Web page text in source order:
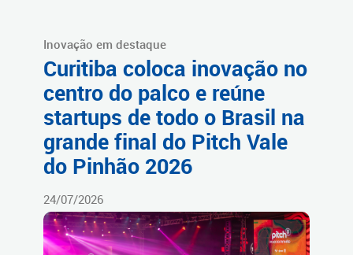
Inovação em destaque
Curitiba coloca inovação no
centro do palco e reúne
startups de todo o Brasil na
grande final do Pitch Vale
do Pinhão 2026
24/07/2026